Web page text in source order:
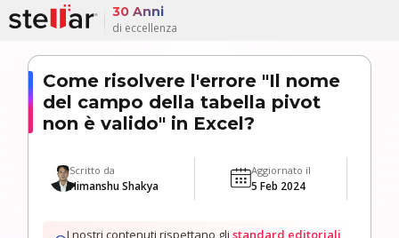
30 Anni
di eccellenza
Come risolvere l'errore "Il nome
del campo della tabella pivot
non è valido" in Excel?
Scritto da
Himanshu Shakya
Aggiornato il
5 Feb 2024
I nostri contenuti rispettano gli standard editoriali